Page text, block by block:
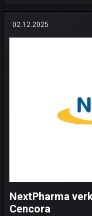
02.12.2025
NextPharma
Cencora